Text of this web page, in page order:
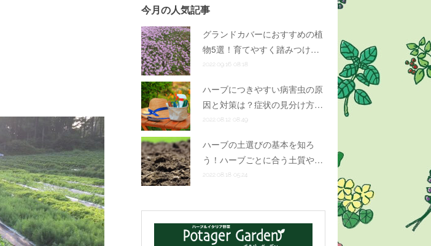
今月の人気記事
グランドカバーにおすすめの植
物5選！育てやすく踏みつけ…
2022.09.16 08:18
ハーブにつきやすい病害虫の原
因と対策は？症状の見分け方…
2022.08.12 08:49
ハーブの土選びの基本を知ろ
う！ハーブごとに合う土質や…
2022.08.18 05:24